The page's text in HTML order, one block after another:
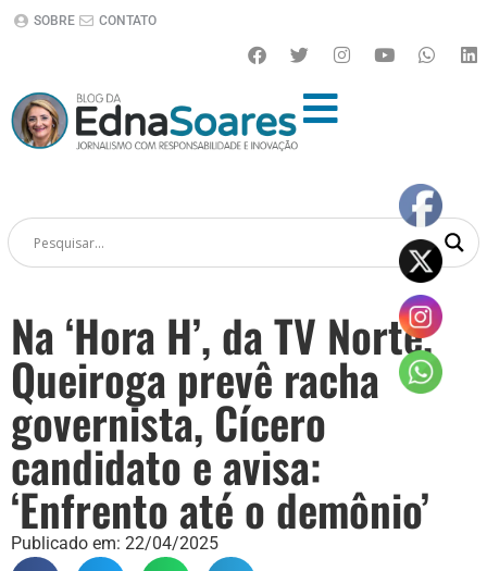
SOBRE CONTATO
Na ‘Hora H’, da TV Norte,
Queiroga prevê racha
governista, Cícero
candidato e avisa:
‘Enfrento até o demônio’
Publicado em: 22/04/2025